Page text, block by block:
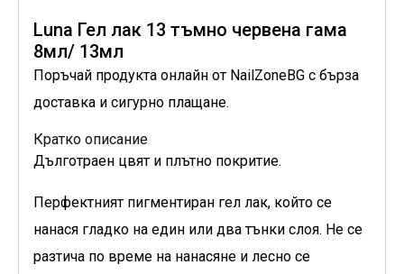
Luna Гел лак 13 тъмно червена гама
8мл/ 13мл
Поръчай продукта онлайн от NailZoneBG с бърза
доставка и сигурно плащане.
Кратко описание
Дълготраен цвят и плътно покритие.
Перфектният пигментиран гел лак, който се
нанася гладко на един или два тънки слоя. Не се
разтича по време на нанасяне и лесно се